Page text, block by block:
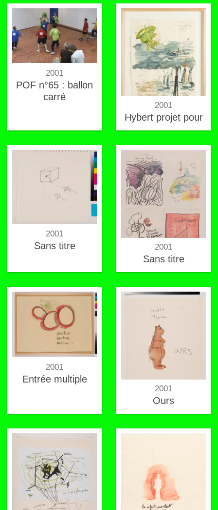
2001
POF n°65 : ballon
carré
2001
Hybert projet pour
2001
Sans titre 2001
Sans titre
2001
Entrée multiple
2001
Ours